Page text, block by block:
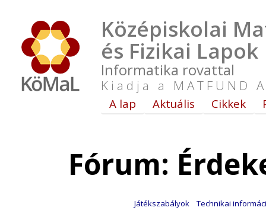
Középiskolai
és Fizikai Lapok
Informatika rovattal
Kiadja a MATFUND
A lap Aktuális Cikkek
Fórum:
Játékszabályok Technikai